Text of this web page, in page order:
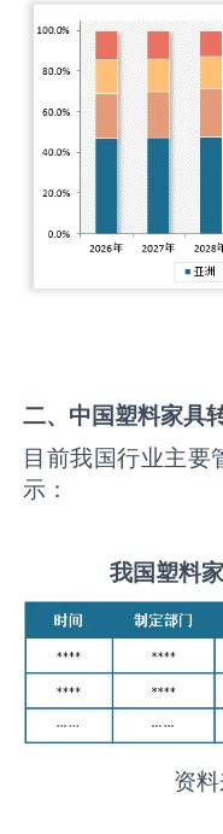
二、中国塑料家具
目前我国行业主要
示：
我国塑料
资